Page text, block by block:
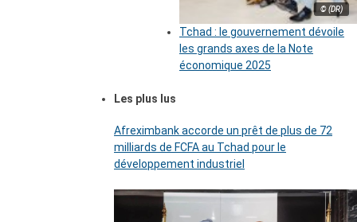
© (DR)
Tchad : le gouvernement dévoile
les grands axes de la Note
économique 2025
Les plus lus
Afreximbank accorde un prêt de plus de 72
milliards de FCFA au Tchad pour le
développement industriel